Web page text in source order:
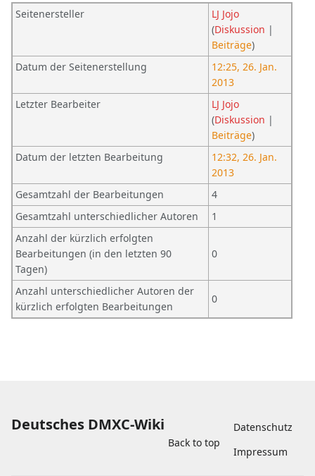
Seitenersteller
LJ Jojo
(Diskussion |
Beiträge)
Datum der Seitenerstellung
12:25, 26. Jan.
2013
Letzter Bearbeiter
LJ Jojo
(Diskussion |
Beiträge)
Datum der letzten Bearbeitung
12:32, 26. Jan.
2013
Gesamtzahl der Bearbeitungen
4
Gesamtzahl unterschiedlicher Autoren
1
Anzahl der kürzlich erfolgten
Bearbeitungen (in den letzten 90
Tagen)
0
Anzahl unterschiedlicher Autoren der
kürzlich erfolgten Bearbeitungen
0
Deutsches DMXC-Wiki
Back to top
Datenschutz
Impressum